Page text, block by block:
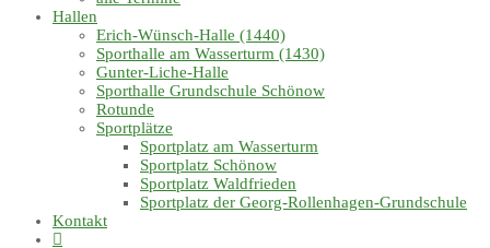
Hallen
Erich-Wünsch-Halle (1440)
Sporthalle am Wasserturm (1430)
Gunter-Liche-Halle
Sporthalle Grundschule Schönow
Rotunde
Sportplätze
Sportplatz am Wasserturm
Sportplatz Schönow
Sportplatz Waldfrieden
Sportplatz der Georg-Rollenhagen-Grundschule
Kontakt
Website-